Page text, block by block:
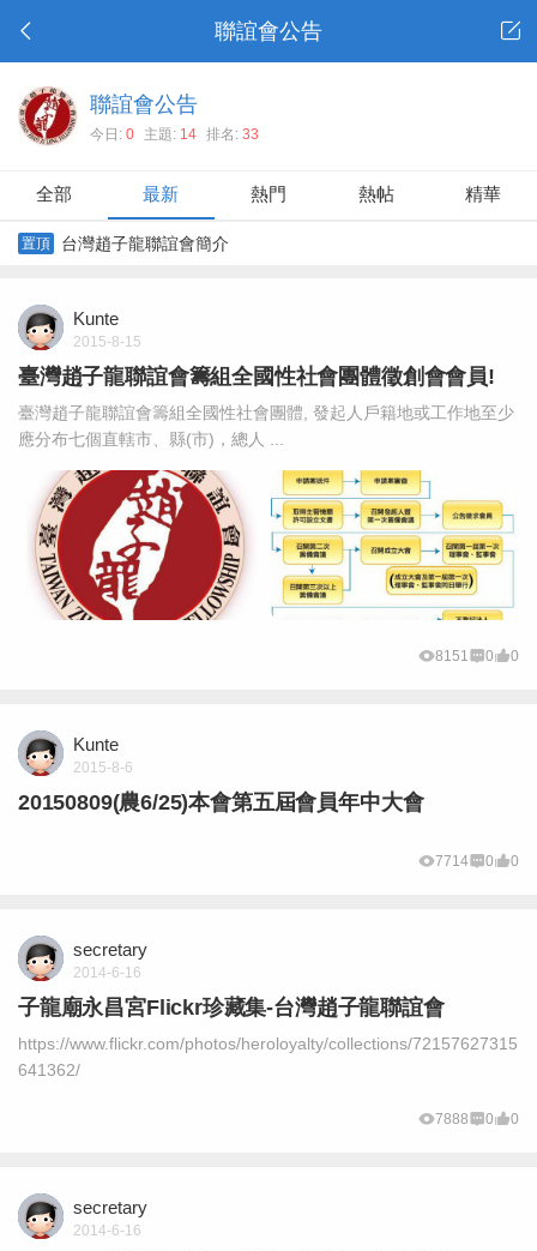
聯誼會公告
聯誼會公告
今日: 0 主題: 14 排名: 33
全部 最新 熱門 熱帖 精華
置頂 台灣趙子龍聯誼會簡介
Kunte
2015-8-15
臺灣趙子龍聯誼會籌組全國性社會團體徵創會會員!
臺灣趙子龍聯誼會籌組全國性社會團體, 發起人戶籍地或工作地至少
應分布七個直轄市、縣(市)，總人 ...
8151 0 0
Kunte
2015-8-6
20150809(農6/25)本會第五屆會員年中大會
7714 0 0
secretary
2014-6-16
子龍廟永昌宮Flickr珍藏集-台灣趙子龍聯誼會
https://www.flickr.com/photos/heroloyalty/collections/72157627315
641362/
7888 0 0
secretary
2014-6-16